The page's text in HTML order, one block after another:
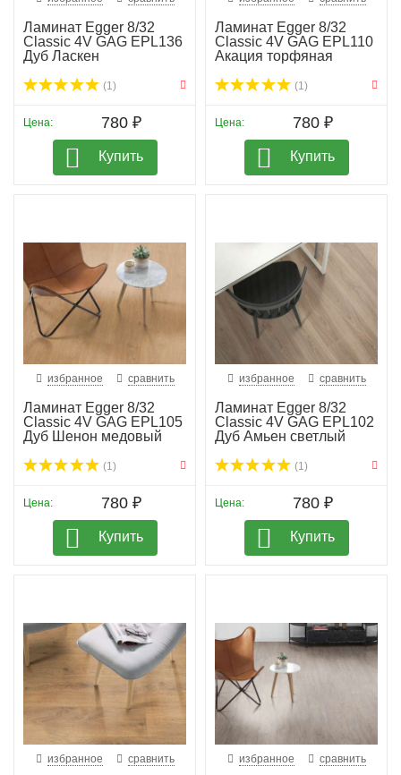
Ламинат Egger 8/32
Classic 4V GAG EPL136
Дуб Ласкен
(1)
Цена: 780 ₽
Купить
Ламинат Egger 8/32
Classic 4V GAG EPL110
Акация торфяная
(1)
Цена: 780 ₽
Купить
избранное сравнить
Ламинат Egger 8/32
Classic 4V GAG EPL105
Дуб Шенон медовый
(1)
Цена: 780 ₽
Купить
избранное сравнить
Ламинат Egger 8/32
Classic 4V GAG EPL102
Дуб Амьен светлый
(1)
Цена: 780 ₽
Купить
избранное сравнить избранное сравнить